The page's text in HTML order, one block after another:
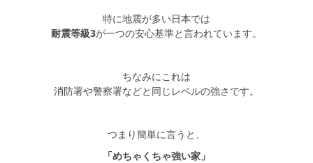
特に地震が多い日本では
耐震等級3が一つの安心基準と言われています。
ちなみにこれは
消防署や警察署などと同じレベルの強さです。
つまり簡単に言うと、
「めちゃくちゃ強い家」